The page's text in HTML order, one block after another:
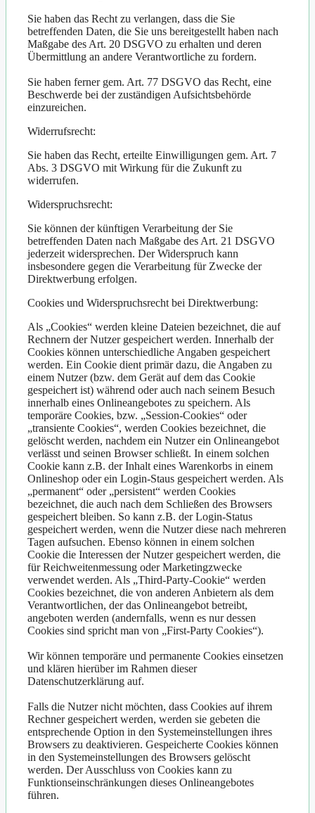
Sie haben das Recht zu verlangen, dass die Sie
betreffenden Daten, die Sie uns bereitgestellt haben nach
Maßgabe des Art. 20 DSGVO zu erhalten und deren
Übermittlung an andere Verantwortliche zu fordern.
Sie haben ferner gem. Art. 77 DSGVO das Recht, eine
Beschwerde bei der zuständigen Aufsichtsbehörde
einzureichen.
Widerrufsrecht:
Sie haben das Recht, erteilte Einwilligungen gem. Art. 7
Abs. 3 DSGVO mit Wirkung für die Zukunft zu
widerrufen.
Widerspruchsrecht:
Sie können der künftigen Verarbeitung der Sie
betreffenden Daten nach Maßgabe des Art. 21 DSGVO
jederzeit widersprechen. Der Widerspruch kann
insbesondere gegen die Verarbeitung für Zwecke der
Direktwerbung erfolgen.
Cookies und Widerspruchsrecht bei Direktwerbung:
Als „Cookies“ werden kleine Dateien bezeichnet, die auf
Rechnern der Nutzer gespeichert werden. Innerhalb der
Cookies können unterschiedliche Angaben gespeichert
werden. Ein Cookie dient primär dazu, die Angaben zu
einem Nutzer (bzw. dem Gerät auf dem das Cookie
gespeichert ist) während oder auch nach seinem Besuch
innerhalb eines Onlineangebotes zu speichern. Als
temporäre Cookies, bzw. „Session-Cookies“ oder
„transiente Cookies“, werden Cookies bezeichnet, die
gelöscht werden, nachdem ein Nutzer ein Onlineangebot
verlässt und seinen Browser schließt. In einem solchen
Cookie kann z.B. der Inhalt eines Warenkorbs in einem
Onlineshop oder ein Login-Staus gespeichert werden. Als
„permanent“ oder „persistent“ werden Cookies
bezeichnet, die auch nach dem Schließen des Browsers
gespeichert bleiben. So kann z.B. der Login-Status
gespeichert werden, wenn die Nutzer diese nach mehreren
Tagen aufsuchen. Ebenso können in einem solchen
Cookie die Interessen der Nutzer gespeichert werden, die
für Reichweitenmessung oder Marketingzwecke
verwendet werden. Als „Third-Party-Cookie“ werden
Cookies bezeichnet, die von anderen Anbietern als dem
Verantwortlichen, der das Onlineangebot betreibt,
angeboten werden (andernfalls, wenn es nur dessen
Cookies sind spricht man von „First-Party Cookies“).
Wir können temporäre und permanente Cookies einsetzen
und klären hierüber im Rahmen dieser
Datenschutzerklärung auf.
Falls die Nutzer nicht möchten, dass Cookies auf ihrem
Rechner gespeichert werden, werden sie gebeten die
entsprechende Option in den Systemeinstellungen ihres
Browsers zu deaktivieren. Gespeicherte Cookies können
in den Systemeinstellungen des Browsers gelöscht
werden. Der Ausschluss von Cookies kann zu
Funktionseinschränkungen dieses Onlineangebotes
führen.